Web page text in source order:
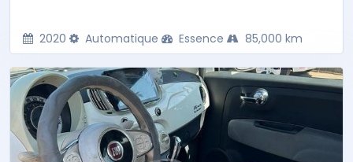
2020 Automatique Essence 85,000 km